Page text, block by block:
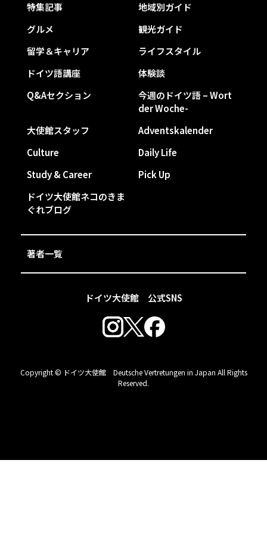
ドイツ大使館 公式SNS
特集記事
地域別ガイド
グルメ
観光ガイド
留学＆キャリア
ライフスタイル
ドイツ語講座
体験談
Q&Aセクション
今週のドイツ語 – Wort
der Woche-
大使館スタッフ
Adventskalender
Culture
Daily Life
Study & Career
Pick Up
ドイツ大使館ネコのきま
ぐれブログ
著者一覧
Copyright © ドイツ大使館 Deutsche Vertretungen in Japan All Rights
Reserved.